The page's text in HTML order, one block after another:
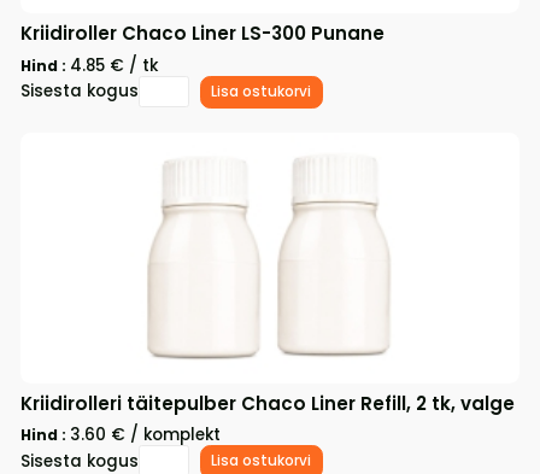
Kriidiroller Chaco Liner LS-300 Punane
Hind : 4.85 € / tk
Sisesta kogus
Lisa ostukorvi
Kriidirolleri täitepulber Chaco Liner Refill, 2 tk, valge
Hind : 3.60 € / komplekt
Sisesta kogus
Lisa ostukorvi